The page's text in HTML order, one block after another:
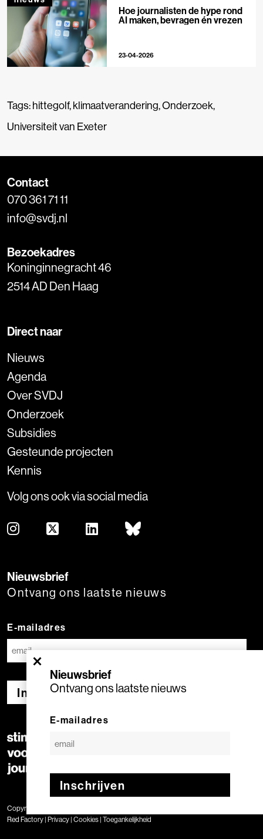
Hoe journalisten de hype rond
AI maken, bevragen én vrezen
23-04-2026
Tags:hittegolf,klimaatverandering,Onderzoek,
Universiteit van Exeter
×
Nieuwsbrief
Ontvang ons laatste nieuws
E-mailadres
Inschrijven
Contact
070 361 71 11
info@svdj.nl
Bezoekadres
Koninginnegracht 46
2514 AD Den Haag
Direct naar
Nieuws
Agenda
Over SVDJ
Onderzoek
Subsidies
Gesteunde projecten
Kennis
Volg ons ook via social media
Nieuwsbrief
Ontvang ons laatste nieuws
E-mailadres
Inschrijven
Copyright © 2020 Stimuleringsfonds voor de Journalistiek | Geproduceerd door
Red Factory | Privacy | Cookies | Toegankelijkheid